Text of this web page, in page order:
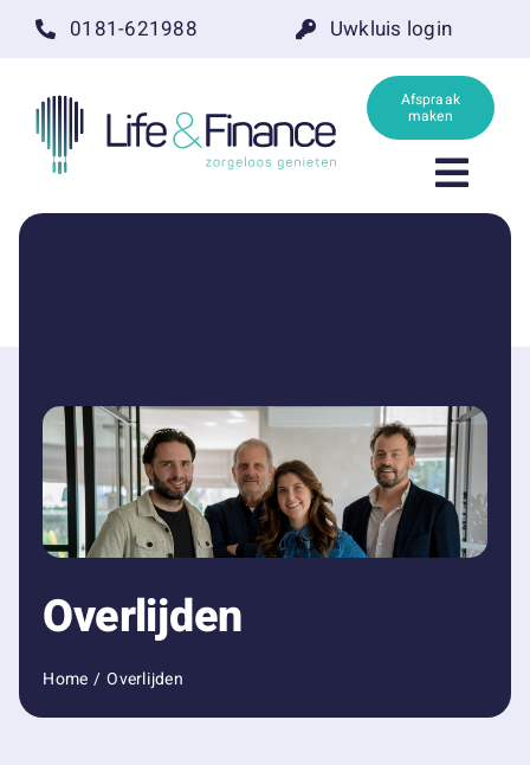
0181-621988 Uwkluis login
Afspraak
maken
Life events
Schadeverzekeringen
Zorgeloos genieten
Over ons
Schade melden
Overlijden
Home Overlijden